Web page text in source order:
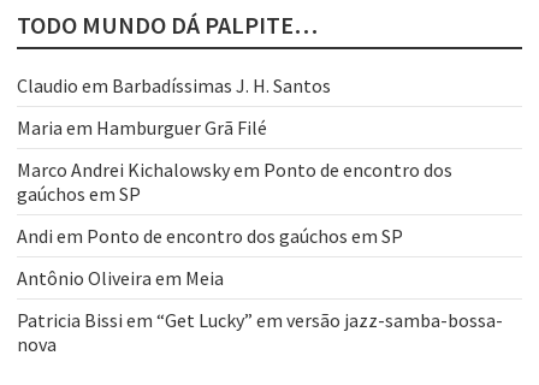
TODO MUNDO DÁ PALPITE…
Claudio em Barbadíssimas J. H. Santos
Maria em Hamburguer Grã Filé
Marco Andrei Kichalowskyem Ponto de encontro dos
gaúchos em SP
Andi em Ponto de encontro dos gaúchos em SP
Antônio Oliveira em Meia
Patricia Bissi em “Get Lucky” em versão jazz-samba-bossa-
nova